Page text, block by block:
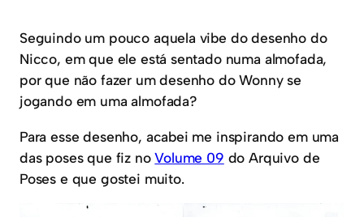
Seguindo um pouco aquela vibe do desenho do
Nicco, em que ele está sentado numa almofada,
por que não fazer um desenho do Wonny se
jogando em uma almofada?
Para esse desenho, acabei me inspirando em uma
das poses que fiz noVolume 09 do Arquivo de
Poses e que gostei muito.